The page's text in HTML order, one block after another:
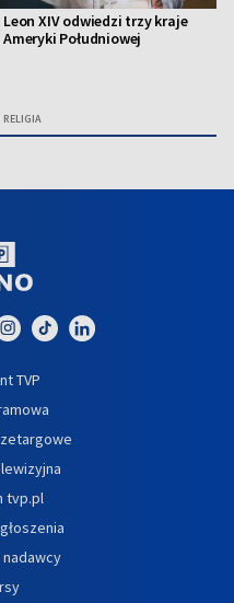
Leon XIV odwiedzi trzy kraje
Ameryki Południowej
RELIGIA
TVP
tvp.pl